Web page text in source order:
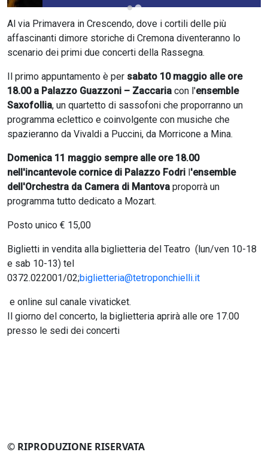
Al via Primavera in Crescendo, dove i cortili delle più
affascinanti dimore storiche di Cremona diventeranno lo
scenario dei primi due concerti della Rassegna.
Il primo appuntamento è per sabato 10 maggio alle ore
18.00 a Palazzo Guazzoni – Zaccaria con l'ensemble
Saxofollia, un quartetto di sassofoni che proporranno un
programma eclettico e coinvolgente con musiche che
spazieranno da Vivaldi a Puccini, da Morricone a Mina.
Domenica 11 maggio sempre alle ore 18.00
nell'incantevole cornice di Palazzo Fodri 'ensemble
dell'Orchestra da Camera di Mantova proporrà un
programma tutto dedicato a Mozart.
Posto unico € 15,00
Biglietti in vendita alla biglietteria del Teatro (lun/ven 10-18
e sab 10-13) tel
0372.022001/02;biglietteria@tetroponchielli.it
e online sul canale vivaticket.
Il giorno del concerto, la biglietteria aprirà alle ore 17.00
presso le sedi dei concerti
© RIPRODUZIONE RISERVATA